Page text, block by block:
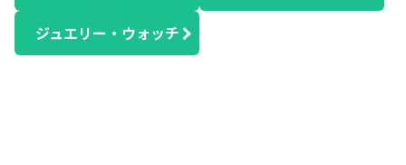
ジュエリー・ウォッチ